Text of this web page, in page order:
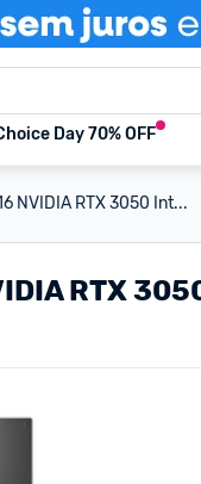
Day 70% OFF
NVIDIA RTX 3050 Int...
RTX